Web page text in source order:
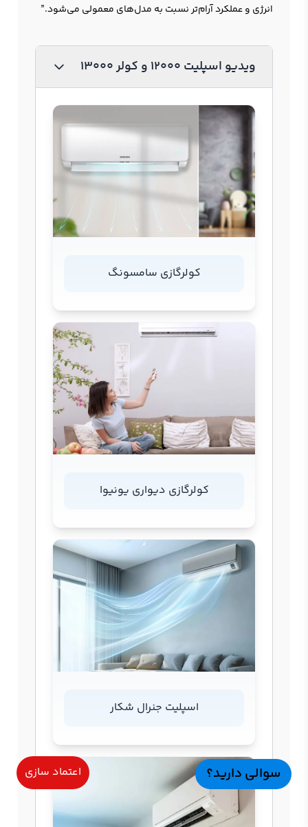
انرژی و عملکرد آرام‌تر نسبت به مدل‌های معمولی می‌شود.”
ویدیو اسپلیت 12000 و کولر 13000
کولرگازی سامسونگ
کولرگازی دیواری یونیوا
اسپلیت جنرال شکار
سوالی دارید؟ اعتماد سازی